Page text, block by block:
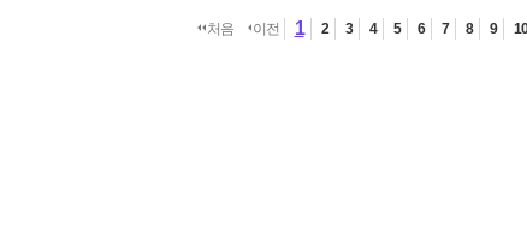
처음 이전 1 2 3 4 5 6 7 8 9 10